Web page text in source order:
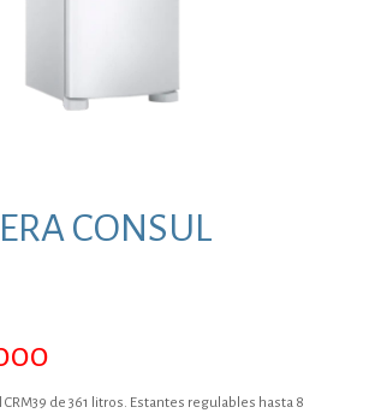
CONSUL
CRM39 de 361 litros. Estantes regulables hasta 8